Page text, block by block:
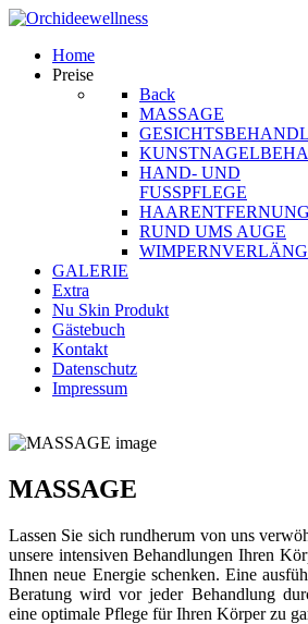
Home
Preise
Back
MASSAGE
HAND- UND
FUSSPFLEGE
HAARENTFERNUNG
RUND UMS AUGE
GALERIE
Extra
Nu Skin Produkt
Gästebuch
Kontakt
Datenschutz
Impressum
MASSAGE
Lassen Sie sich rundherum von uns
unsere intensiven Behandlungen Ihren
Ihnen neue Energie schenken. Eine
Beratung wird vor jeder Behandlung
eine optimale Pflege für Ihren Körper zu